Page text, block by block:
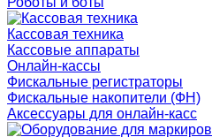
Кассовая техника
Кассовые аппараты
Онлайн-кассы
Фискальные регистраторы
Фискальные накопители (ФН)
Аксессуары для онлайн-касс